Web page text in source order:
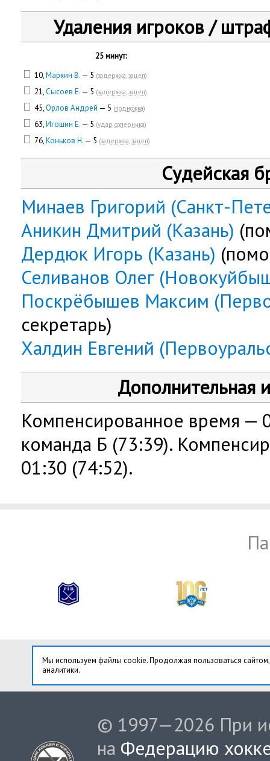
Удаления игроков /
25 минут:
10,Маркин В. — 5 (задержка, зацеп)
21,Сысоев Е. — 5 (задержка, зацеп)
45,Орлов Андрей — 5 (подножка)
63,Игошин Е. — 5 (удар соперника)
76,Коньков Н. — 5 (задержка, зацеп)
Судейская
Минаев Григорий (Санкт-
Аникин Дмитрий (Казань)
Дердюк Игорь (Казань)
Селиванов Олег
Поскрёбышев Максим
секретарь)
Халдин Евгений
Дополнительная
Компенсированное время —
команда Б (73:39).
01:30 (74:52).
Мы используем файлы cookie. Продолжая пользоваться
аналитики.
© 1997—2026 При
на Федерацию